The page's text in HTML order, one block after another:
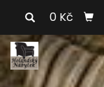
0 Kč